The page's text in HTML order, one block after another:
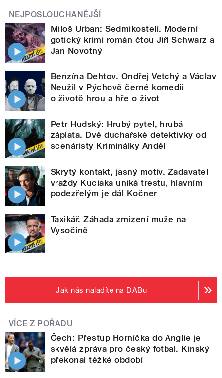
NEJPOSLOUCHANĚJŠÍ
Miloš Urban: Sedmikostelí. Moderní
gotický krimi román čtou Jiří Schwarz a
Jan Novotný
Benzína Dehtov. Ondřej Vetchý a Václav
Neužil v Pýchově černé komedii
o životě hrou a hře o život
Petr Hudský: Hrubý pytel, hrubá
záplata. Dvě duchařské detektivky od
scenáristy Kriminálky Anděl
Skrytý kontakt, jasný motiv. Zadavatel
vraždy Kuciaka uniká trestu, hlavním
podezřelým je dál Kočner
Taxikář. Záhada zmizení muže na
Vysočině
Jak nás naladíte na DABu
VÍCE Z POŘADU
Čech: Přestup Horníčka do Anglie je
skvělá zpráva pro český fotbal. Kinský
překonal těžké období